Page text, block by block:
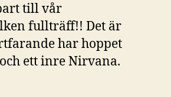
till vår
fullträff!! Det är
har hoppet
ett inre Nirvana.